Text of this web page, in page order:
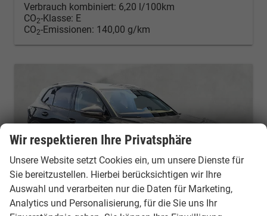
Verbrauch kombiniert: 6,20 l/100km
CO2-Klasse: E
CO2-Emissionen: 140,00 g/km
Wir respektieren Ihre Privatsphäre
Unsere Website setzt Cookies ein, um unsere Dienste für
Sie bereitzustellen. Hierbei berücksichtigen wir Ihre
Auswahl und verarbeiten nur die Daten für Marketing,
Analytics und Personalisierung, für die Sie uns Ihr